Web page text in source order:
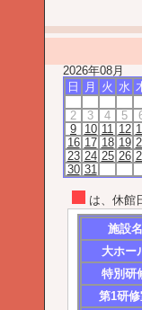
2026年08月
日
月 火 水
2
3 4 5
9
10 11 12
16 17 18 19
23 24 25 26
30 31
は、休館